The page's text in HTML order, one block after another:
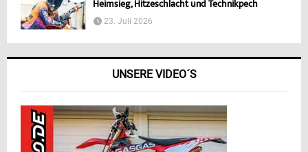
Heimsieg, Hitzeschlacht und Technikpech
23. Juli 2026
UNSERE VIDEO´S